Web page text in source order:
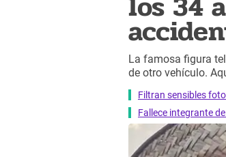
La famosa figura
de otro vehículo.
Filtran sensibles
Fallece integrante